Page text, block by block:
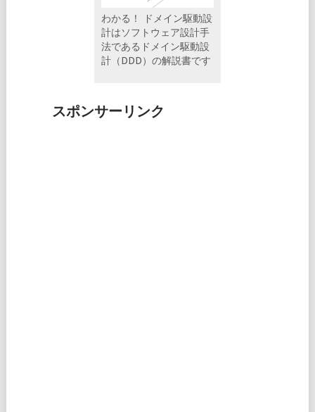
わかる！ ドメイン駆動設
計はソフトウェア設計手
法であるドメイン駆動設
計（DDD）の解説書です
スポンサーリンク